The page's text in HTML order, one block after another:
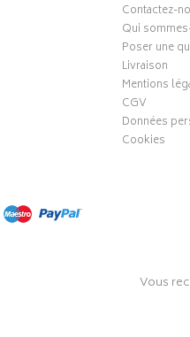
Contactez-
Qui
Poser une
Livraison
Mentions
CGV
Données
Cookies
Vous